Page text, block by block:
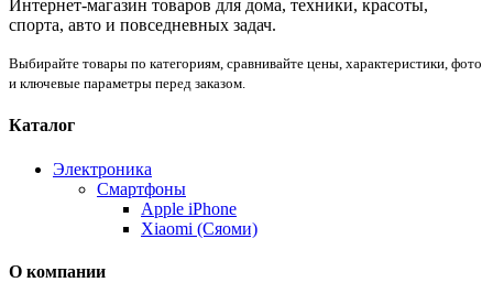
Интернет-магазин товаров для дома, техники, красоты,
спорта, авто и повседневных задач.
Выбирайте товары по категориям, сравнивайте цены, характеристики, фото
и ключевые параметры перед заказом.
Каталог
Электроника
Смартфоны
Apple iPhone
Xiaomi (Сяоми)
О компании